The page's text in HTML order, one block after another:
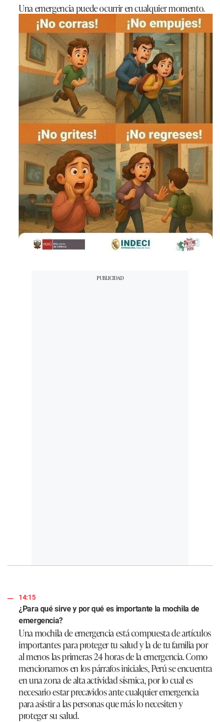
Una emergencia puede ocurrir en cualquier momento.
14:15
¿Para qué sirve y por qué es importante la mochila de
emergencia?
Una mochila de emergencia está compuesta de artículos
importantes para proteger tu salud y la de tu familia por
al menos las primeras 24 horas de la emergencia. Como
mencionamos en los párrafos iniciales, Perú se encuentra
en una zona de alta actividad sísmica, por lo cual es
necesario estar precavidos ante cualquier emergencia
para asistir a las personas que más lo necesiten y
proteger su salud.